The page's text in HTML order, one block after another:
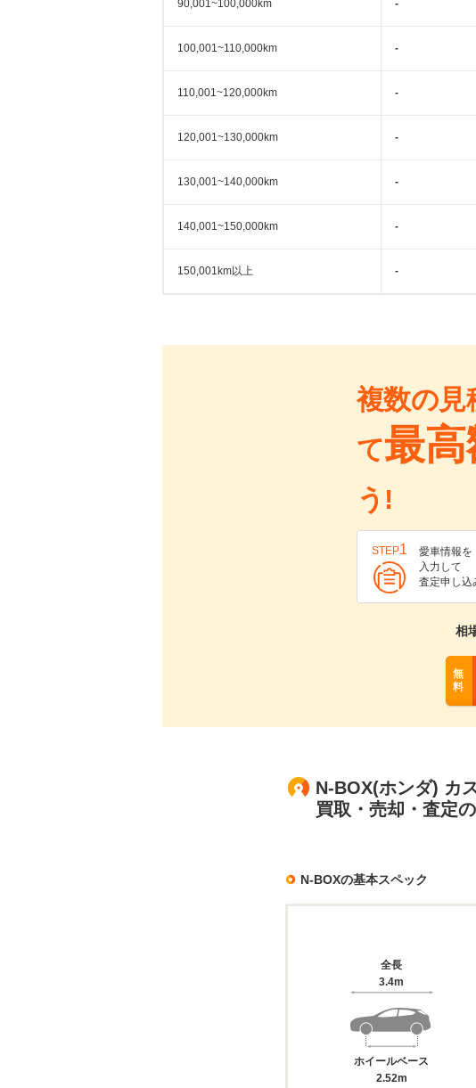
90,001~100,000km -
100,001~110,000km -
110,001~120,000km -
120,001~130,000km -
130,001~140,000km -
140,001~150,000km -
150,001km以上 -
複数の見
て最高
う!
STEP1
愛車情報を
入力して
査定申し込
相
無
料
N-BOX(ホンダ) カ
買取・売却・査定
N-BOXの基本スペック
全長
3.4m
ホイールベース
2.52m